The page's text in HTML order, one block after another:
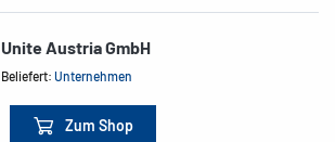
Unite Austria GmbH
Beliefert:Unternehmen
Zum Shop